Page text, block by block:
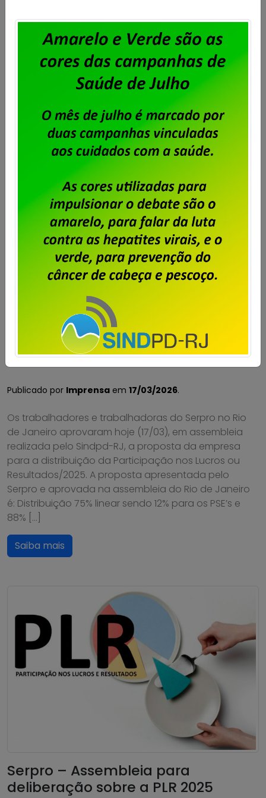
referente ao exercício de 2025. Cabe salientar que a
empresa terá o prazo de até 90 dias, a contar […]
Saiba mais
Serpro – trabalhadores do RJ
aprovam proposta de distribuição
da PLR 2025
Publicado por Imprensa em 17/03/2026.
Os trabalhadores e trabalhadoras do Serpro no Rio
de Janeiro aprovaram hoje (17/03), em assembleia
realizada pelo Sindpd-RJ, a proposta da empresa
para a distribuição da Participação nos Lucros ou
Resultados/2025. A proposta apresentada pelo
Serpro e aprovada na assembleia do Rio de Janeiro
é: Distribuição 75% linear sendo 12% para os PSE’s e
88% […]
Saiba mais
Serpro – Assembleia para
deliberação sobre a PLR 2025